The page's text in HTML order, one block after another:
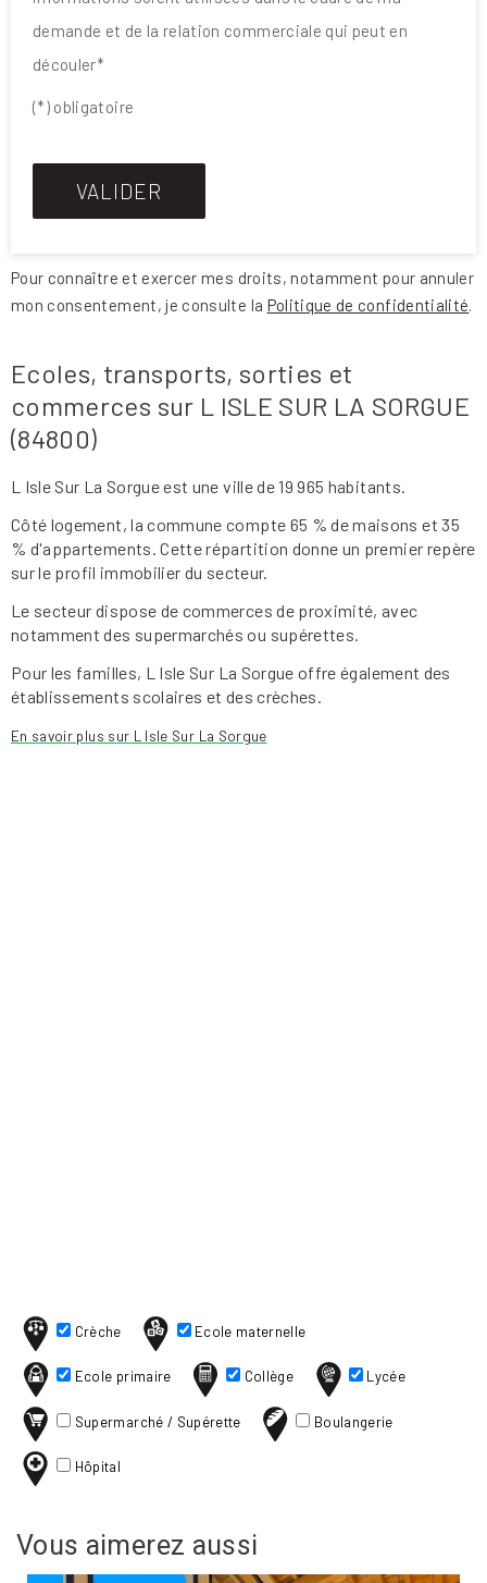
demande et de la relation commerciale qui peut en
découler*
(*) obligatoire
Pour connaître et exercer mes droits, notamment pour annuler
mon consentement, je consulte la Politique de confidentialité.
Ecoles, transports, sorties et
commerces sur L ISLE SUR LA SORGUE
(84800)
L Isle Sur La Sorgue est une ville de 19 965 habitants.
Côté logement, la commune compte 65 % de maisons et 35
% d'appartements. Cette répartition donne un premier repère
sur le profil immobilier du secteur.
Le secteur dispose de commerces de proximité, avec
notamment des supermarchés ou supérettes.
Pour les familles, L Isle Sur La Sorgue offre également des
établissements scolaires et des crèches.
En savoir plus sur L Isle Sur La Sorgue
Crèche Ecole maternelle
Ecole primaire Collège Lycée
Supermarché / Supérette Boulangerie
Hôpital
Vous aimerez aussi